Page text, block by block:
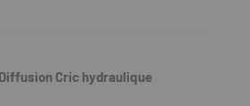
Cric hydraulique